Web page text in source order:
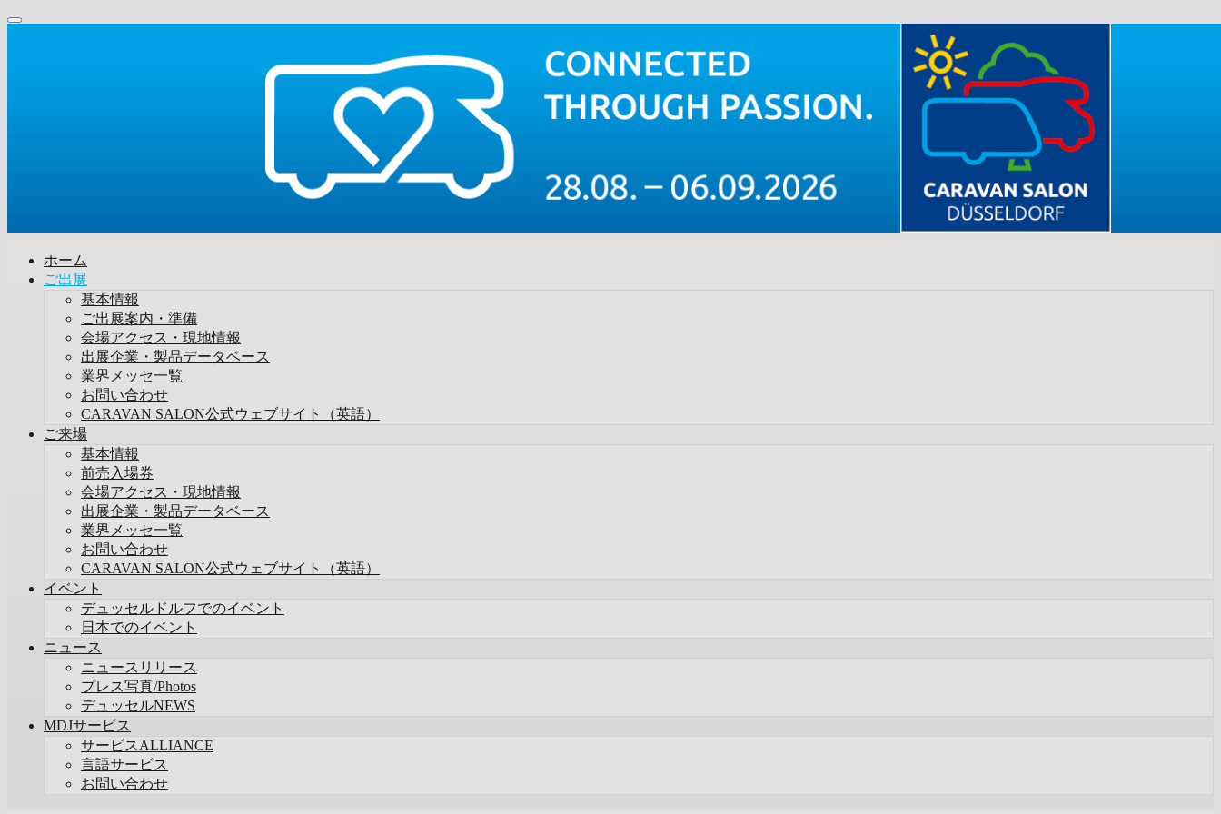
ホーム
ご出展
基本情報
ご出展案内・準備
会場アクセス・現地情報
出展企業・製品データベース
業界メッセ一覧
お問い合わせ
CARAVAN SALON公式ウェブサイト（英語）
ご来場
基本情報
前売入場券
会場アクセス・現地情報
出展企業・製品データベース
業界メッセ一覧
お問い合わせ
CARAVAN SALON公式ウェブサイト（英語）
イベント
デュッセルドルフでのイベント
日本でのイベント
ニュース
ニュースリリース
プレス写真/Photos
デュッセルNEWS
MDJサービス
サービスALLIANCE
言語サービス
お問い合わせ